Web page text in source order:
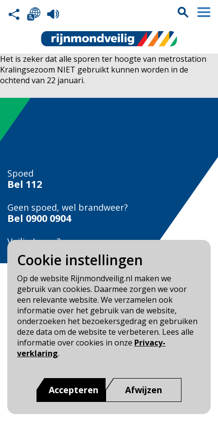
Cookie instellingen
Op de website Rijnmondveilig.nl maken we
gebruik van cookies. Daarmee zorgen we voor
een relevante website. We verzamelen ook
informatie over het gebruik van de website,
onderzoeken het bezoekersgedrag en gebruiken
deze data om de website te verbeteren. Lees alle
informatie over cookies in onze Privacy-
verklaring.
Accepteren Afwijzen
Het is zeker dat alle sporen ter hoogte van metrostation
Kralingsezoom NIET gebruikt kunnen worden in de
ochtend van 22 januari.
Spoed
Bel 112
Geen spoed, wel brandweer?
Bel 0900 0904
Veilig Leven?
Bel 0900-8387
Blijf op de hoogte
Cookie- en Privacybeleid
Toegankelijkheid
Rijnmond